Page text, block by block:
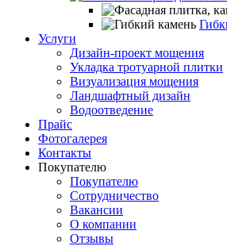
Услуги
Дизайн-проект мощения
Укладка тротуарной плитки
Визуализация мощения
Ландшафтный дизайн
Водоотведение
Прайс
Фотогалерея
Контакты
Покупателю
Покупателю
Сотрудничество
Вакансии
О компании
Отзывы